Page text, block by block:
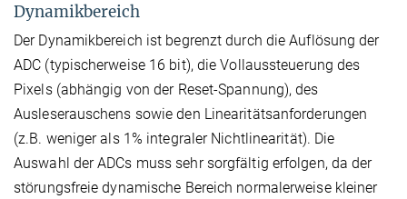
Dynamikbereich
Der Dynamikbereich ist begrenzt durch die Auflösung der
ADC (typischerweise 16 bit), die Vollaussteuerung des
Pixels (abhängig von der Reset-Spannung), des
Ausleserauschens sowie den Linearitätsanforderungen
(z.B. weniger als 1% integraler Nichtlinearität). Die
Auswahl der ADCs muss sehr sorgfältig erfolgen, da der
störungsfreie dynamische Bereich normalerweise kleiner